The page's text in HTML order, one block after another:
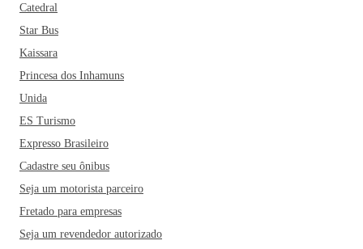
Catedral
Star Bus
Kaissara
Princesa dos Inhamuns
Unida
ES Turismo
Expresso Brasileiro
Cadastre seu ônibus
Seja um motorista parceiro
Fretado para empresas
Seja um revendedor autorizado